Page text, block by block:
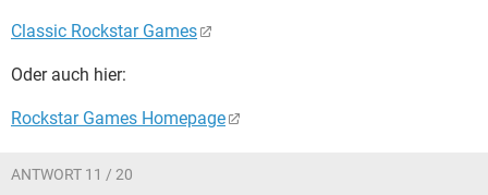
Classic Rockstar Games
Oder auch hier:
Rockstar Games Homepage
ANTWORT 11 / 20